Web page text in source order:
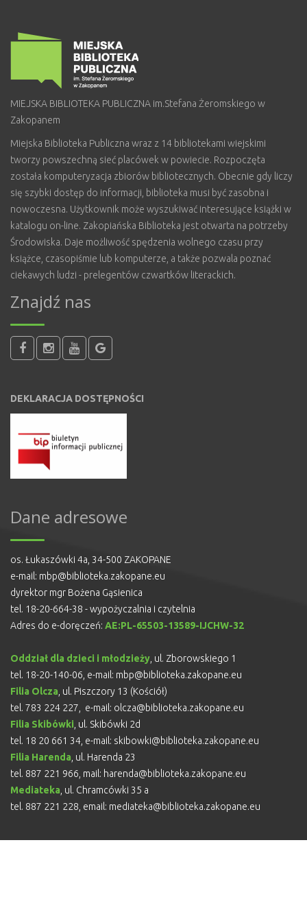
MIEJSKA BIBLIOTEKA PUBLICZNA im.Stefana Żeromskiego w
Zakopanem
Miejska Biblioteka Publiczna wraz z 14 bibliotekami wiejskimi
tworzy powszechną sieć placówek w powiecie. Rozpoczęta
została komputeryzacja zbiorów bibliotecznych. Obecnie gdy liczy
się szybki dostęp do informacji, biblioteka musi być zasobna i
nowoczesna. Użytkownik może wyszukiwać interesujące książki w
katalogu on-line. Zakopiańska Biblioteka jest otwarta na potrzeby
Środowiska. Daje możliwość spędzenia wolnego czasu przy
książce, czasopiśmie lub komputerze, a także pozwala poznać
ciekawych ludzi - prelegentów czwartków literackich.
Znajdź nas
DEKLARACJA DOSTĘPNOŚCI
Dane adresowe
os. Łukaszówki 4a, 34-500 ZAKOPANE
e-mail: mbp@biblioteka.zakopane.eu
dyrektor mgr Bożena Gąsienica
tel. 18-20-664-38 - wypożyczalnia i czytelnia
Adres do e-doręczeń: AE:PL-65503-13589-IJCHW-32
Oddział dla dzieci i młodzieży, ul. Zborowskiego 1
tel. 18-20-140-06, e-mail: mbp@biblioteka.zakopane.eu
Filia Olcza, ul. Piszczory 13 (Kościół)
tel. 783 224 227, e-mail: olcza@biblioteka.zakopane.eu
Filia Skibówki, ul. Skibówki 2d
tel. 18 20 661 34, e-mail: skibowki@biblioteka.zakopane.eu
Filia Harenda, ul. Harenda 23
tel. 887 221 966, mail: harenda@biblioteka.zakopane.eu
Mediateka, ul. Chramcówki 35 a
tel. 887 221 228, email: mediateka@biblioteka.zakopane.eu